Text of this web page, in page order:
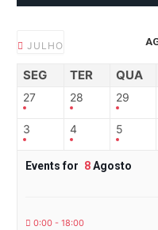
JULHO
SEG TER QUA
27 28 29
3 4 5
Events for 8Agosto
0:00 - 18:00